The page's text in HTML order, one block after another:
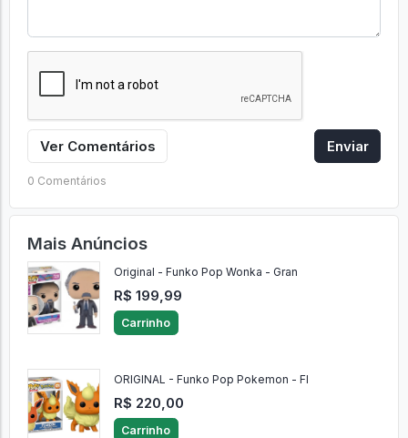
Ver Comentários Enviar
0 Comentários
Mais Anúncios
Original - Funko Pop Wonka - Gran
R$ 199,99
Carrinho
ORIGINAL - Funko Pop Pokemon - Fl
R$ 220,00
Carrinho